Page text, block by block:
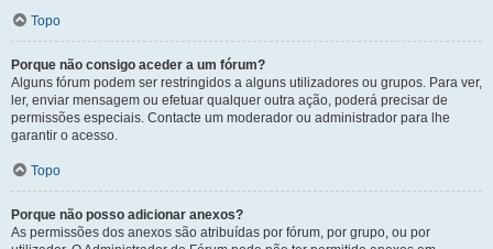
Topo
Porque não consigo aceder a um fórum?
Alguns fórum podem ser restringidos a alguns utilizadores ou grupos. Para ver,
ler, enviar mensagem ou efetuar qualquer outra ação, poderá precisar de
permissões especiais. Contacte um moderador ou administrador para lhe
garantir o acesso.
Topo
Porque não posso adicionar anexos?
As permissões dos anexos são atribuídas por fórum, por grupo, ou por